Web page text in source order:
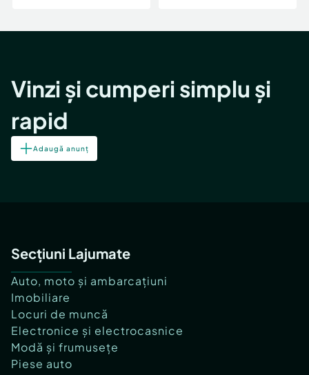
Vinzi și cumperi simplu și
rapid
Adaugă anunț
Secțiuni Lajumate
Auto, moto și ambarcațiuni
Imobiliare
Locuri de muncă
Electronice și electrocasnice
Modă și frumusețe
Piese auto